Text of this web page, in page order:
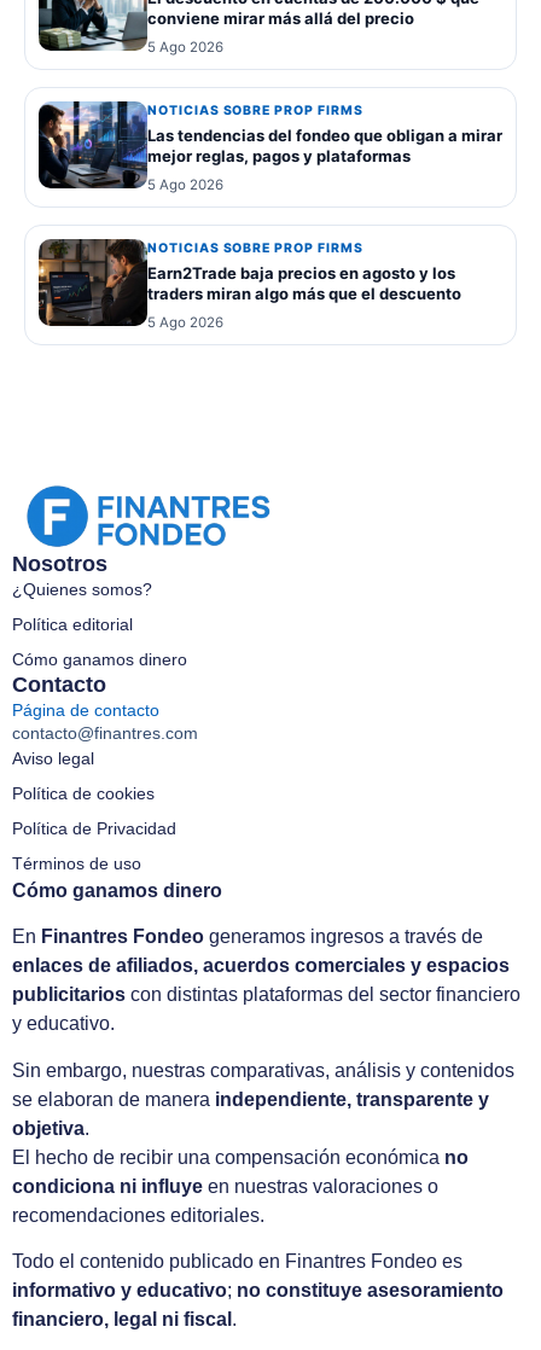
conviene mirar más allá del precio
5 Ago 2026
NOTICIAS SOBRE PROP FIRMS
Las tendencias del fondeo que obligan a mirar
mejor reglas, pagos y plataformas
5 Ago 2026
NOTICIAS SOBRE PROP FIRMS
Earn2Trade baja precios en agosto y los
traders miran algo más que el descuento
5 Ago 2026
Nosotros
¿Quienes somos?
Política editorial
Cómo ganamos dinero
Contacto
Página de contacto
contacto@finantres.com
Aviso legal
Política de cookies
Política de Privacidad
Términos de uso
Cómo ganamos dinero
En Finantres Fondeo generamos ingresos a través de
enlaces de afiliados, acuerdos comerciales y espacios
publicitarios con distintas plataformas del sector financiero
y educativo.
Sin embargo, nuestras comparativas, análisis y contenidos
se elaboran de manera independiente, transparente y
objetiva.
El hecho de recibir una compensación económica no
condiciona ni influye en nuestras valoraciones o
recomendaciones editoriales.
Todo el contenido publicado en Finantres Fondeo es
informativo y educativo; no constituye asesoramiento
financiero, legal ni fiscal .